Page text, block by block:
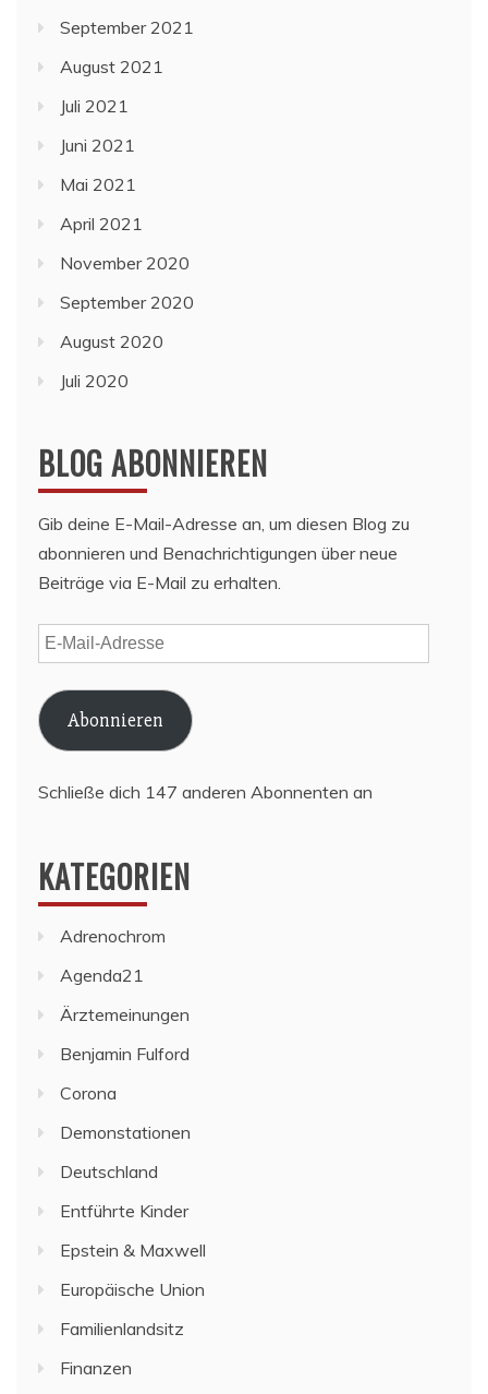
September 2021
August 2021
Juli 2021
Juni 2021
Mai 2021
April 2021
November 2020
September 2020
August 2020
Juli 2020
BLOG ABONNIEREN
Gib deine E-Mail-Adresse an, um diesen Blog zu
abonnieren und Benachrichtigungen über neue
Beiträge via E-Mail zu erhalten.
E-
Mail-
Adresse
Abonnieren
Schließe dich 147 anderen Abonnenten an
KATEGORIEN
Adrenochrom
Agenda21
Ärztemeinungen
Benjamin Fulford
Corona
Demonstationen
Deutschland
Entführte Kinder
Epstein & Maxwell
Europäische Union
Familienlandsitz
Finanzen